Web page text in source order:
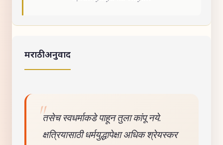
मराठी अनुवाद
तसेच स्वधर्माकडे पाहून तुला कांपू नये.
क्षत्रियासाठी धर्मयुद्धापेक्षा अधिक श्रेयस्कर